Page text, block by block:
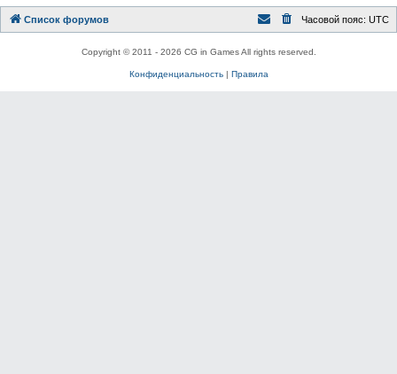
Список форумов Часовой пояс: UTC
Copyright © 2011 - 2026 CG in Games All rights reserved.
Конфиденциальность| Правила